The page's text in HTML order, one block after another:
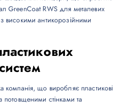
GreenCoat RWS для металевих
високими антикорозійними
компанія, що виробляє пластикові
потовщеними стінками та